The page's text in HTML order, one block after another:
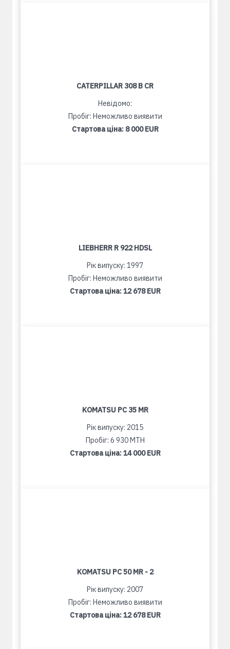
CATERPILLAR 308 B CR
Невідомо:
Пробіг: Неможливо виявити
Стартова ціна: 8 000 EUR
LIEBHERR R 922 HDSL
Рік випуску: 1997
Пробіг: Неможливо виявити
Стартова ціна:12 678 EUR
KOMATSU PC 35 MR
Рік випуску: 2015
Пробіг: 6 930 MTH
Стартова ціна:14 000 EUR
KOMATSU PC 50 MR - 2
Рік випуску: 2007
Пробіг: Неможливо виявити
Стартова ціна:12 678 EUR